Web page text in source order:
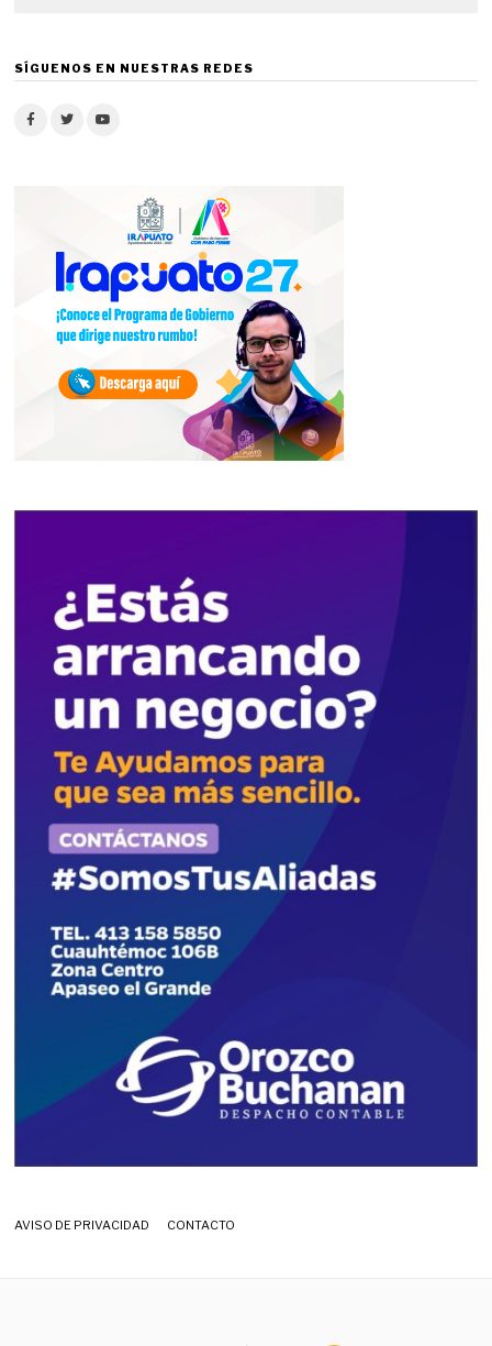
SÍGUENOS EN NUESTRAS REDES
AVISO DE PRIVACIDAD CONTACTO